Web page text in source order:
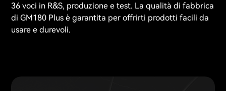
36 voci in R&S, produzione e test. La qualità di fabbrica
di GM180 Plus è garantita per offrirti prodotti facili da
usare e durevoli.